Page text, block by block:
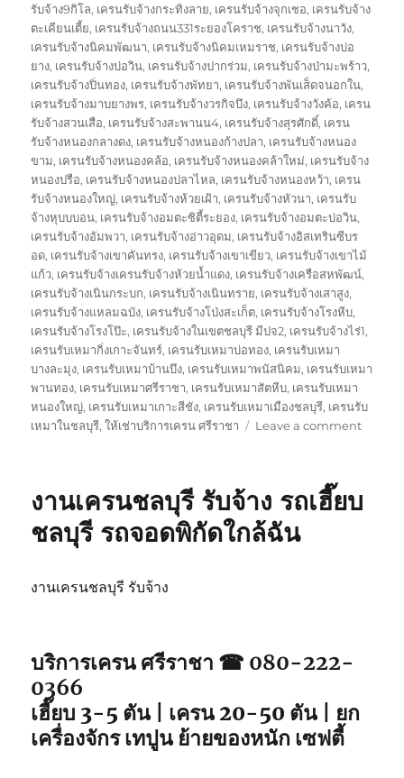
รับจ้าง9กิโล, เครนรับจ้างกระทิงลาย, เครนรับจ้างจุกเชอ, เครนรับจ้าง
ตะเคียนเตี้ย, เครนรับจ้างถนน331ระยองโคราช, เครนรับจ้างนาวัง,
เครนรับจ้างนิคมพัฒนา, เครนรับจ้างนิคมเหมราช, เครนรับจ้างบ่อ
ยาง, เครนรับจ้างบ่อวิน, เครนรับจ้างปากร่วม, เครนรับจ้างป่ามะพร้าว,
เครนรับจ้างปิ่นทอง, เครนรับจ้างพัทยา, เครนรับจ้างพันเส็ดจนอกใน,
เครนรับจ้างมาบยางพร, เครนรับจ้างวรกิจบึง, เครนรับจ้างวังค้อ, เครน
รับจ้างสวนเสือ, เครนรับจ้างสะพานน4, เครนรับจ้างสุรศักดิ์, เครน
รับจ้างหนองกลางดง, เครนรับจ้างหนองก้างปลา, เครนรับจ้างหนอง
ขาม, เครนรับจ้างหนองคล้อ, เครนรับจ้างหนองคล้าใหม่, เครนรับจ้าง
หนองปรือ, เครนรับจ้างหนองปลาไหล, เครนรับจ้างหนองหว้า, เครน
รับจ้างหนองใหญ่, เครนรับจ้างห้วยเฝ้า, เครนรับจ้างหัวนา, เครนรับ
จ้างหุบบบอน, เครนรับจ้างอมตะซิตี้ระยอง, เครนรับจ้างอมตะบ่อวิน,
เครนรับจ้างอัมพวา, เครนรับจ้างอ่าวอุดม, เครนรับจ้างอิสเทรินซีบร
อด, เครนรับจ้างเขาคันทรง, เครนรับจ้างเขาเขียว, เครนรับจ้างเขาไม้
แก้ว, เครนรับจ้างเครนรับจ้างห้วยน้ำแดง, เครนรับจ้างเครือสหพัฒน์,
เครนรับจ้างเนินกระบก, เครนรับจ้างเนินทราย, เครนรับจ้างเสาสูง,
เครนรับจ้างแหลมฉบัง, เครนรับจ้างโป่งสะเก็ต, เครนรับจ้างโรงหีบ,
เครนรับจ้างโรงโป๊ะ, เครนรับจ้างในเขตชลบุรี มีปจ2, เครนรับจ้างไร่1,
เครนรับเหมากิ่งเกาะจันทร์, เครนรับเหมาบ่อทอง, เครนรับเหมา
บางละมุง, เครนรับเหมาบ้านบึง, เครนรับเหมาพนัสนิคม, เครนรับเหมา
พานทอง, เครนรับเหมาศรีราชา, เครนรับเหมาสัตหีบ, เครนรับเหมา
หนองใหญ่, เครนรับเหมาเกาะสีชัง, เครนรับเหมาเมืองชลบุรี, เครนรับ
เหมาในชลบุรี,ให้เช่าบริการเครน ศรีราชา Leave a commenton
งานเครนชลบุรี รับจ้าง รถเฮี๊ยบ
ชลบุรี รถจอดพิกัดใกล้ฉัน
งานเครนชลบุรี รับจ้าง
บริการเครน ศรีราชา ☎ 080-222-
0366
เฮี๊ยบ 3-5 ตัน | เครน 20-50 ตัน | ยก
เครื่องจักร เทปูน ย้ายของหนัก เซฟตี้